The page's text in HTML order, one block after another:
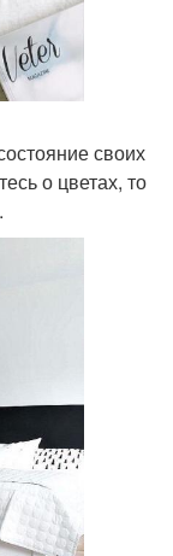
своих
о цветах, то